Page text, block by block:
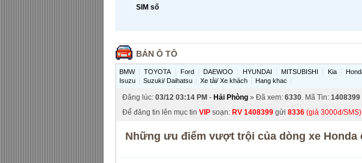
SIM số
BÁN Ô TÔ
BMW TOYOTA Ford DAEWOO HYUNDAI MITSUBISHI Kia
Isuzu
Suzuki/ Daihatsu Xe tải/ Xe khách Hang khac
Đăng lúc: 03/12 03:14 PM - Hải Phòng » Đã xem: 6330. Mã Tin: 1408399
Để đăng tin lên mục tin VIP soạn: RV 1408399 gửi 8336 (giá 3000đ/SMS)
Những ưu điểm vượt trội của dòng xe Honda